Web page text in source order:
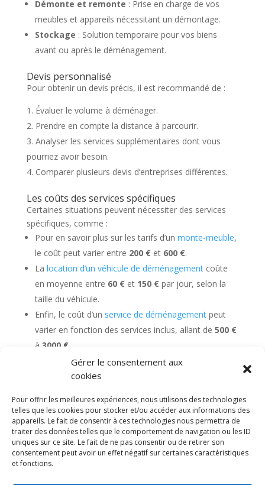
Gérer le consentement aux
cookies
Pour offrir les meilleures expériences, nous utilisons des technologies
telles que les cookies pour stocker et/ou accéder aux informations des
appareils. Le fait de consentir à ces technologies nous permettra de
traiter des données telles que le comportement de navigation ou les ID
uniques sur ce site. Le fait de ne pas consentir ou de retirer son
consentement peut avoir un effet négatif sur certaines caractéristiques
et fonctions.
Démonte et remonte : Prise en charge de vos
meubles et appareils nécessitant un démontage.
Stockage : Solution temporaire pour vos biens
avant ou après le déménagement.
Devis personnalisé
Pour obtenir un devis précis, il est recommandé de :
Évaluer le volume à déménager.
Prendre en compte la distance à parcourir.
Analyser les services supplémentaires dont vous
pourriez avoir besoin.
Comparer plusieurs devis d’entreprises différentes.
Les coûts des services spécifiques
Certaines situations peuvent nécessiter des services
spécifiques, comme :
Pour en savoir plus sur les tarifs d’un monte-meuble,
le coût peut varier entre 200 €et 600 €.
La location d’un véhicule de déménagementcoûte
en moyenne entre 60 €et 150 €par jour, selon la
taille du véhicule.
Enfin, le coût d’un service de déménagementpeut
varier en fonction des services inclus, allant de 500 €
à 3000 €.
Diable electrique CGV
Mentions légales
Politique de confidentialité et protection des
données
Paiement sécurisé